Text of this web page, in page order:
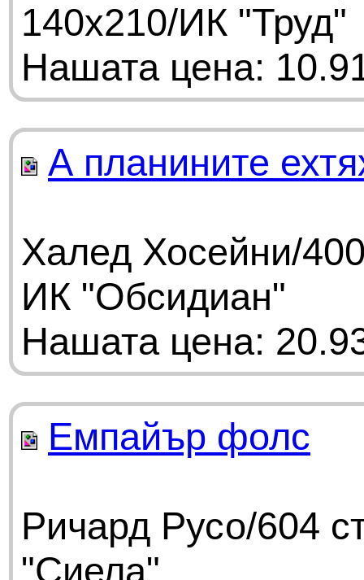
140х210/ИК "Труд"
Нашата цена:
А планините
Халед Хосейни/
ИК "Обсидиан"
Нашата цена:
Емпайър фолс
Ричард Русо/604
"Сиела"